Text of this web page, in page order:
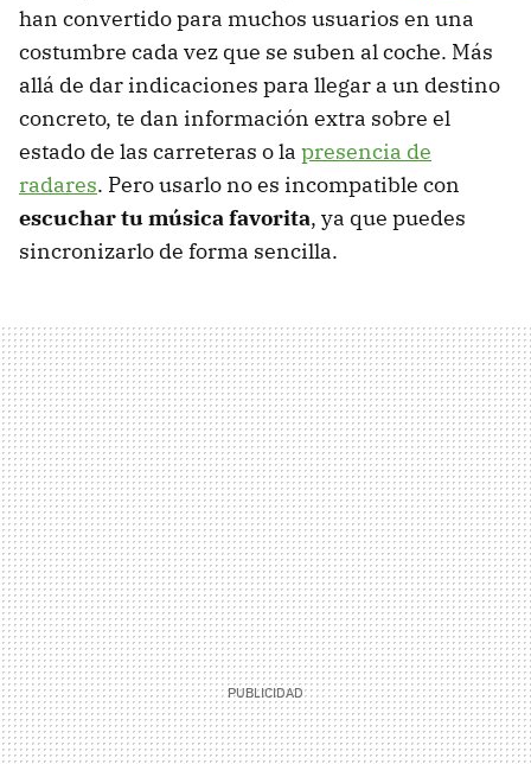
han convertido para muchos usuarios en una
costumbre cada vez que se suben al coche. Más
allá de dar indicaciones para llegar a un destino
concreto, te dan información extra sobre el
estado de las carreteras o la presencia de
radares. Pero usarlo no es incompatible con
escuchar tu música favorita, ya que puedes
sincronizarlo de forma sencilla.